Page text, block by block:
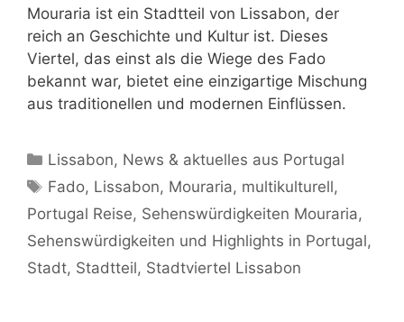
Mouraria ist ein Stadtteil von Lissabon, der
reich an Geschichte und Kultur ist. Dieses
Viertel, das einst als die Wiege des Fado
bekannt war, bietet eine einzigartige Mischung
aus traditionellen und modernen Einflüssen.
Kategorien
Lissabon, News & aktuelles aus Portugal
Schlagwörter
Fado, Lissabon, Mouraria, multikulturell,
Portugal Reise, Sehenswürdigkeiten Mouraria,
Sehenswürdigkeiten und Highlights in Portugal,
Stadt, Stadtteil, Stadtviertel Lissabon